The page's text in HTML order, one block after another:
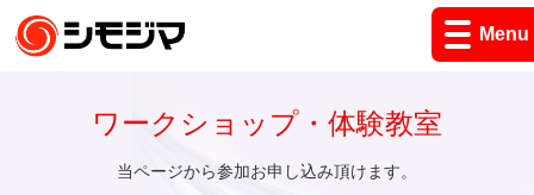
Menu
ワークショップ・体験教室
当ページから参加お申し込み頂けます。